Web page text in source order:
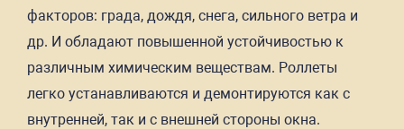
факторов: града, дождя, снега, сильного ветра и
др. И обладают повышенной устойчивостью к
различным химическим веществам. Роллеты
легко устанавливаются и демонтируются как с
внутренней, так и с внешней стороны окна.